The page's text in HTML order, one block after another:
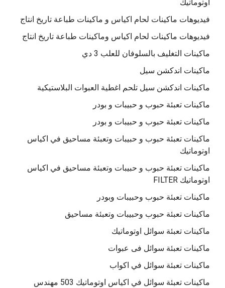
اوتوماتيك
فيديوهات ماكينات لحام اكياس و ماكينات طباعة تاريخ انتاج
فيديوهات ماكينات لحام اكياس وماكينات طباعة تاريخ انتاج
ماكينات التغليف بالسلوفان للعلب 3 دي
ماكينات اندكشن سيل
ماكينات اندكشن سيل تلحم اغطية العبوات البلاستيكية
ماكينات تعبئة حبوب و حبيبات و بودر
ماكينات تعبئة حبوب و حبيبات و بودر
ماكينات تعبئة حبوب و حبيبات وتعبئة مساحيق في اكياس
اوتوماتيك
ماكينات تعبئة حبوب و حبيبات وتعبئة مساحيق في اكياس
اوتوماتيك FILTER
ماكينات تعبئة حبوب وحبيبات وبودر
ماكينات تعبئة حبوب وحبيبات وتعبئة مساحيق
ماكينات تعبئة سوائل اوتوماتيك
ماكينات تعبئة سوائل فى عبوات
ماكينات تعبئة سوائل في اكواب
ماكينات تعبئة سوائل في اكياس اوتوماتيك 503 مهندس